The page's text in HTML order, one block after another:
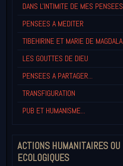
DANS L'INTIMITE DE MES PENSEES
PENSEES A MEDITER
TIBEHIRINE ET MARIE DE MAGDALA
LES GOUTTES DE DIEU
PENSEES A PARTAGER...
TRANSFIGURATION
PUB ET HUMANISME...
ACTIONS HUMANITAIRES OU
ECOLOGIQUES